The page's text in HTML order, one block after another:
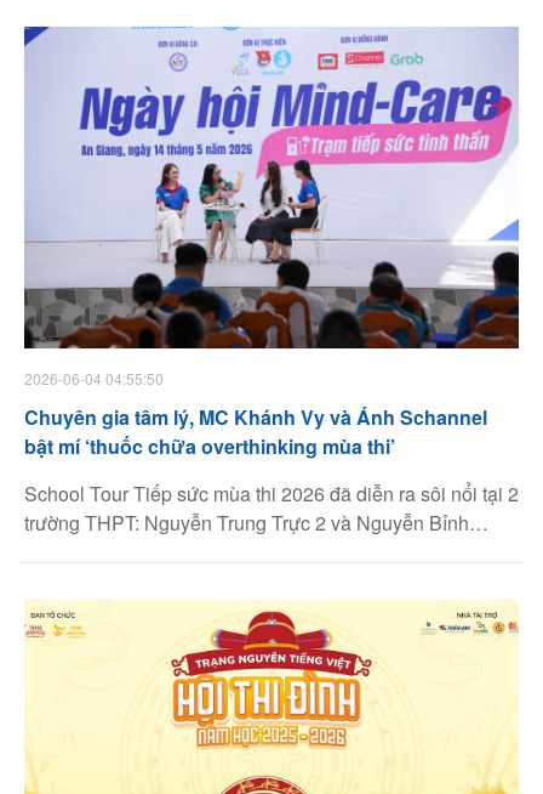
này.
2026-06-04 04:55:50
Chuyên gia tâm lý, MC Khánh Vy và Ánh Schannel
bật mí ‘thuốc chữa overthinking mùa thi’
School Tour Tiếp sức mùa thi 2026 đã diễn ra sôi nổi tại 2
trường THPT: Nguyễn Trung Trực 2 và Nguyễn Bỉnh
truyền cảm hứng.